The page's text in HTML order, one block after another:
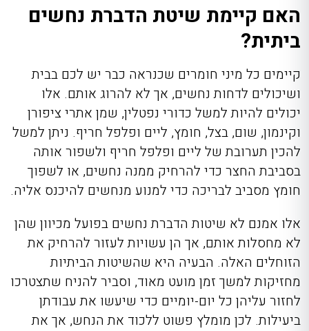
האם קיימת שיטת הדברת נחשים
ביתית?
קיימים כל מיני חומרים שכנראה כבר יש לכם בבית
ושיכולים לדחות נחשים, אך לא להרוג אותם. אלו
יכולים להיות למשל כדורי נפטלין, שמן אתרי ציפורן
וקינמון, שום, בצל, חומץ, ליים ופלפל חריף. ניתן למשל
להכין תערובת של ליים ופלפל חריף ולשפור אותה
בסביבת החצר כדי להרחיק ממנה נחשים, או לשפוך
חומץ מסביב לבריכה כדי למנוע מנחשים להיכנס אליה.
אלו אמנם לא שיטות הדברת נחשים בפועל מכיוון שהן
לא מחסלות אותם, אך הן עשויות לעזור להרחיק את
הזוחלים האלה. הבעיה היא שהשיטות הביתיות
מחזיקות למשך זמן מועט מאוד, וסביר להניח שתצטרכו
לחזור עליהן כל יום-יומיים כדי שיעשו את עבודתן
ביעילות. לכן מומלץ פשוט ללכוד את הנחש, אך את